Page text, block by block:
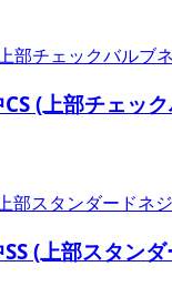
(上部チェ
(上部スタ